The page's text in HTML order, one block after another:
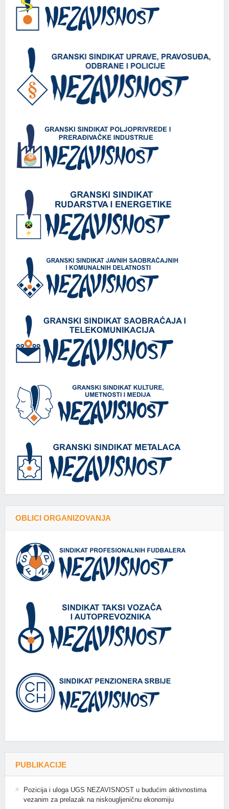
OBLICI ORGANIZOVANJA
PUBLIKACIJE
Pozicija i uloga UGS NEZAVISNOST u budućim aktivnostima
vezanim za prelazak na niskougljeničnu ekonomiju